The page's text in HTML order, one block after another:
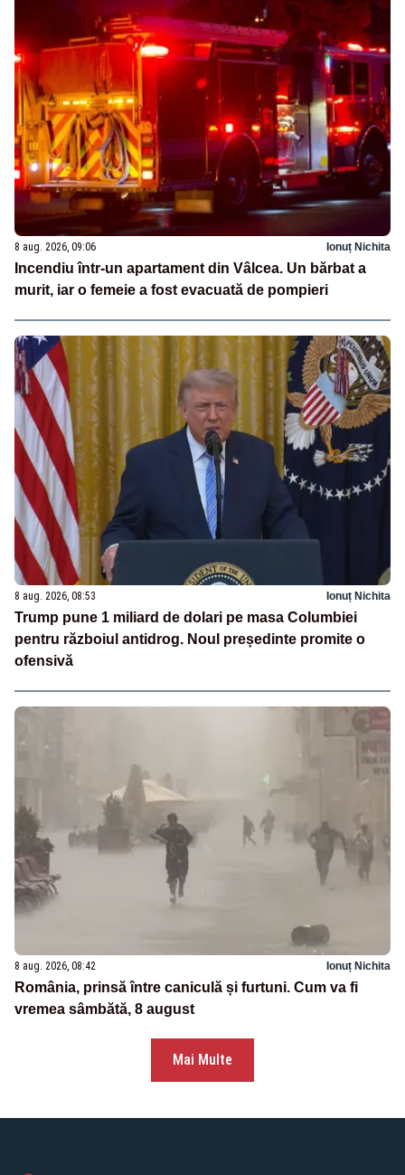
8 aug. 2026, 09:06 Ionuț Nichita
Incendiu într-un apartament din Vâlcea. Un bărbat a
murit, iar o femeie a fost evacuată de pompieri
8 aug. 2026, 08:53 Ionuț Nichita
Trump pune 1 miliard de dolari pe masa Columbiei
pentru războiul antidrog. Noul președinte promite o
ofensivă
8 aug. 2026, 08:42 Ionuț Nichita
România, prinsă între caniculă și furtuni. Cum va fi
vremea sâmbătă, 8 august
Mai Multe